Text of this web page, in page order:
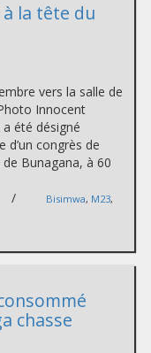
la tête du
vers la salle de
Innocent
été désigné
d’un congrès de
Bunagana, à 60
/ Bisimwa, M23,
chasse